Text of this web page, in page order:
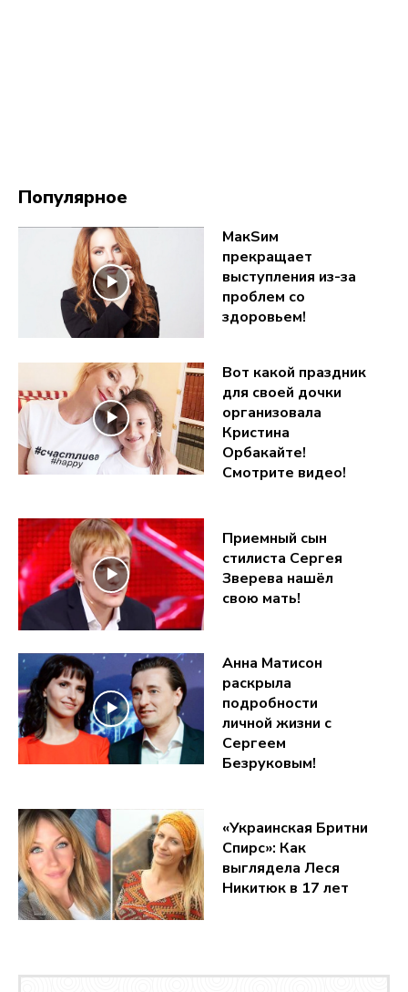
Популярное
МакSим
прекращает
выступления из-за
проблем со
здоровьем!
Вот какой праздник
для своей дочки
организовала
Кристина
Орбакайте!
Смотрите видео!
Приемный сын
стилиста Сергея
Зверева нашёл
свою мать!
Анна Матисон
раскрыла
подробности
личной жизни с
Сергеем
Безруковым!
«Украинская Бритни
Спирс»: Как
выглядела Леся
Никитюк в 17 лет